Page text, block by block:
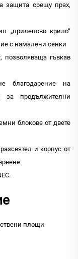
защита срещу прах,
„прилепово крило“
с намалени сенки
позволяваща гъвкав
благодарение на
за продължителни
блокове от двете
и корпус от
площи